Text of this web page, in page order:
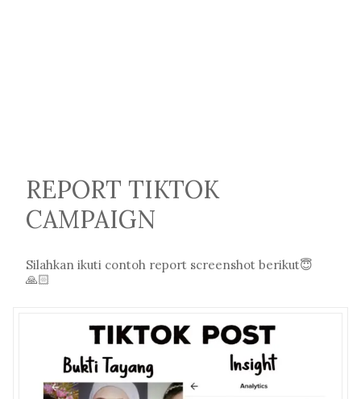
REPORT TIKTOK
CAMPAIGN
Silahkan ikuti contoh report screenshot berikut😇
🙏🏻